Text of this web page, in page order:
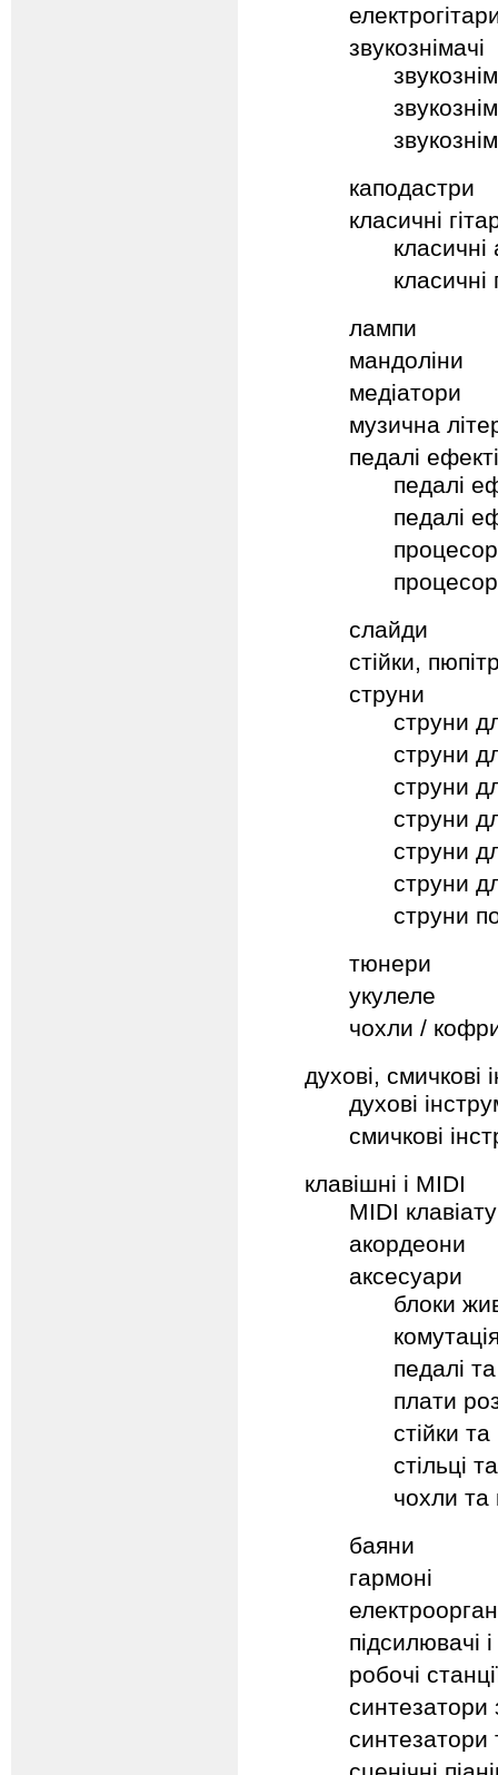
звукознімачі
каподастри
класичні
класичні
класичні
лампи
мандолiни
медіатори
музична
педалі
педалі
педалі
слайди
стійки,
струни
струни
струни
струни
струни
струни
струни
струни
тюнери
укулеле
чохли /
духові, смичкові
духові
смичкові
клавішні і MIDI
MIDI
акордеони
аксесуари
блоки
педалі
плати
стійки
стільці
чохли та
баяни
гармоні
підсилювачі
робочі
синтезатори